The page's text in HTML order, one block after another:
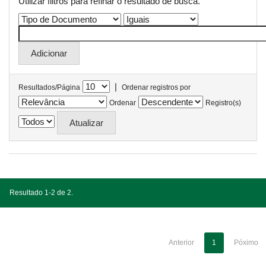
Resultados/Página |
Ordenar registros por
Ordenar
Registro(s)
Resultado 1-2 de 2.
Anterior 1 Póximo